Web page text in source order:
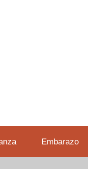
Embarazo